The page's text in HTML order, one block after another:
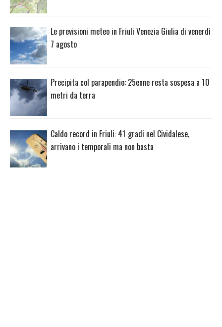
Le previsioni meteo in Friuli Venezia Giulia di venerdì
7 agosto
Precipita col parapendio: 25enne resta sospesa a 10
metri da terra
Caldo record in Friuli: 41 gradi nel Cividalese,
arrivano i temporali ma non basta